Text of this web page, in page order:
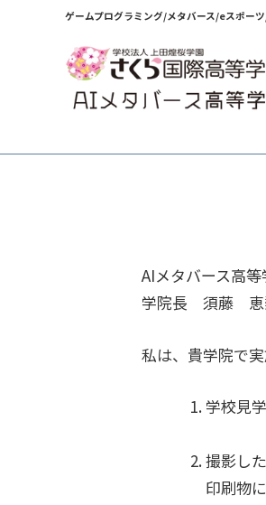
ッ
ゲームプログラミング/メタバース/eスポー
AIメタバース高等
学院長 須藤
私は、貴学院で
学校見
撮影し
印刷物